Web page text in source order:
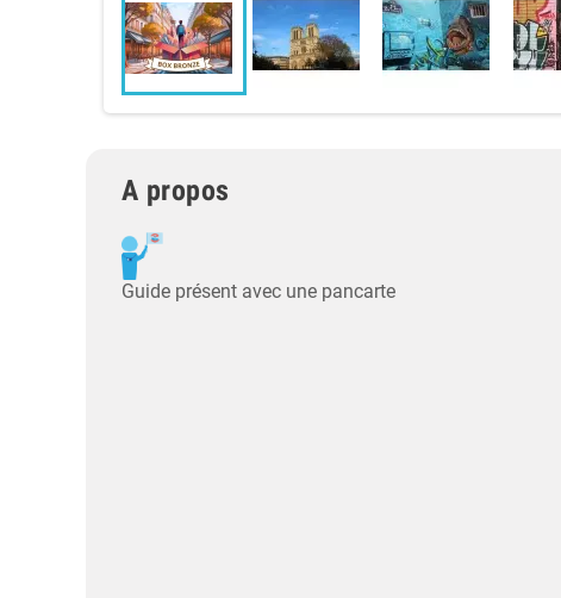
A propos
Guide présent avec une pancarte